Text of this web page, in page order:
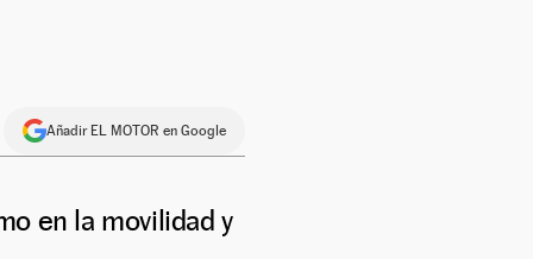
Añadir EL MOTOR en Google
en la movilidad y